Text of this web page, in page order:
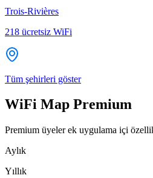
Trois-Rivières
218 ücretsiz WiFi
Tüm şehirleri göster
WiFi Map Premium
Premium üyeler ek uygulama içi
Aylık
Yıllık